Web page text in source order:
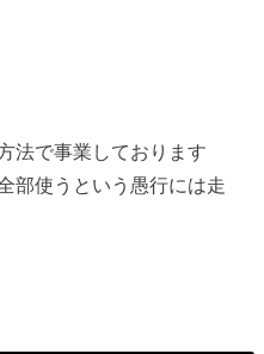
法で事業しております
部使うという愚行には走